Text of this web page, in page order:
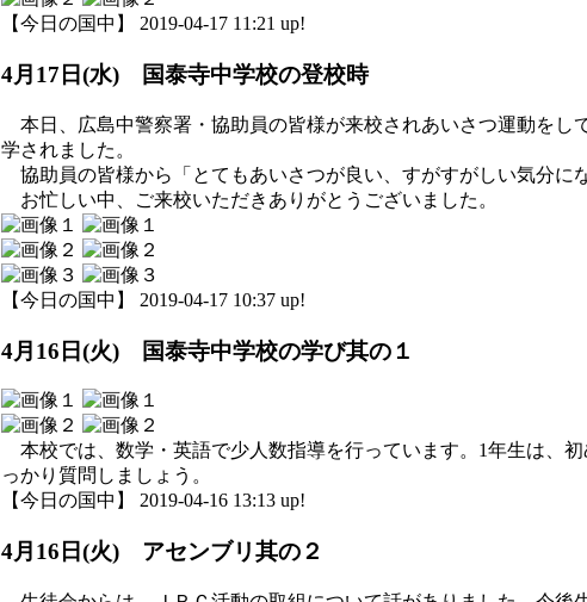
【今日の国中】 2019-04-17 11:21 up!
4月17日(水) 国泰寺中学校の登校時
本日、広島中警察署・協助員の皆様が来校されあいさつ運動をし
学されました。
協助員の皆様から「とてもあいさつが良い、すがすがしい気分に
お忙しい中、ご来校いただきありがとうございました。
【今日の国中】 2019-04-17 10:37 up!
4月16日(火) 国泰寺中学校の学び其の１
本校では、数学・英語で少人数指導を行っています。1年生は、
っかり質問しましょう。
【今日の国中】 2019-04-16 13:13 up!
4月16日(火) アセンブリ其の２